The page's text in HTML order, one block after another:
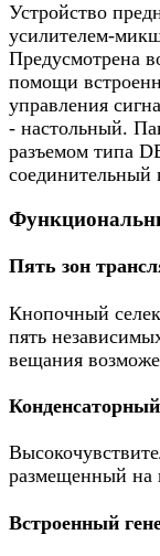
Устройство
усилителем-
Предусмотрена
помощи
управления
- настольный.
разъемом типа
соединительный
Пять зон
Кнопочный
пять
вещания
размещенный на
Встроенный